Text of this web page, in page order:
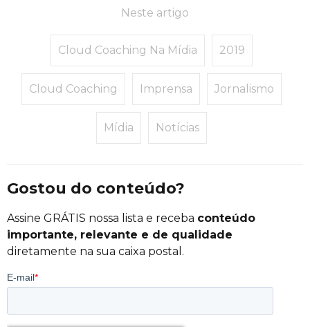
Neste artigo
Cloud Coaching Na Mídia 2019
Cloud Coaching Imprensa Jornalismo
Mídia Notícias
Gostou do conteúdo?
Assine GRÁTIS nossa lista e receba conteúdo
importante, relevante e de qualidade
diretamente na sua caixa postal.